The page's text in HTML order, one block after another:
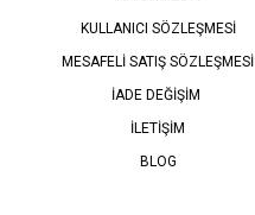
KULLANICI SÖZLEŞMESİ
MESAFELİ SATIŞ SÖZLEŞMESİ
İADE DEĞİŞİM
İLETİŞİM
BLOG